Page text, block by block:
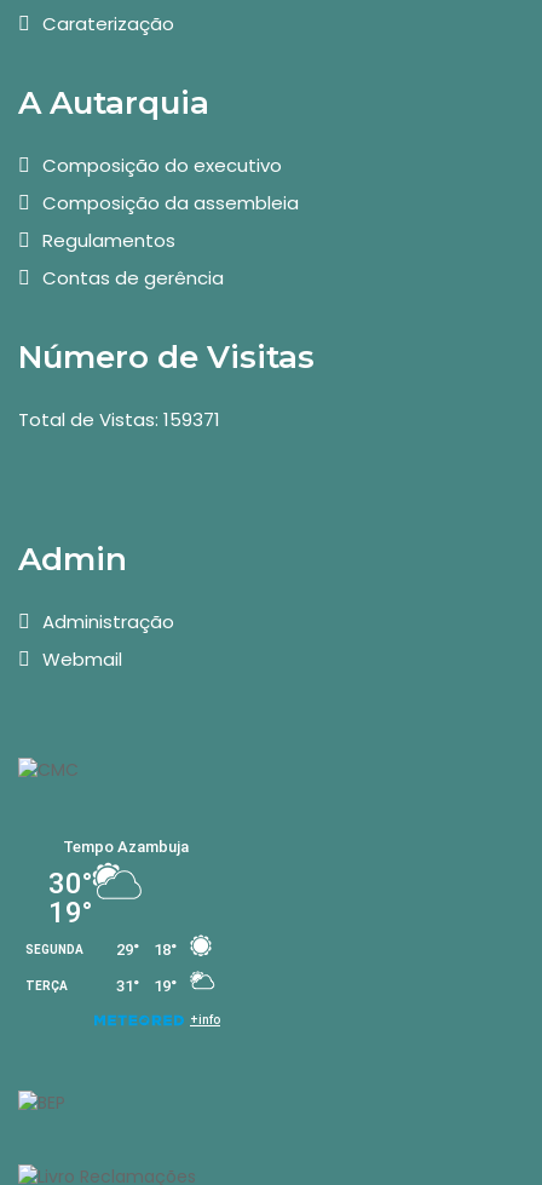
Caraterização
A Autarquia
Composição do executivo
Composição da assembleia
Regulamentos
Contas de gerência
Número de Visitas
Total de Vistas: 159371
Admin
Administração
Webmail